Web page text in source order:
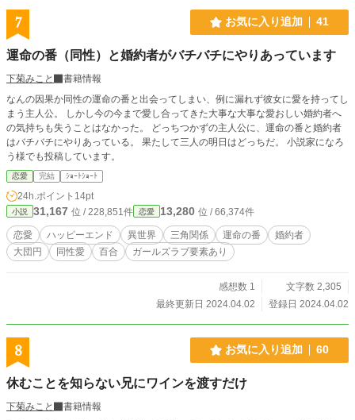
7 お気に入り追加 41
運命の番（同性）と婚約者がバチバチにやりあっています
下菊みこと
書籍情報
なんの因果か同性の運命の番と出会ってしまい、例に漏れず彼女に愛を持ってし
まう主人公。 しかし今の今まで愛し合ってきた大事な大事な愛おしい婚約者へ
の気持ちも失うことはなかった。 どっちつかずの主人公に、運命の番と婚約者
はバチバチにやりあっている。 果たして三人の明日はどっちだ。 小説家になろ
う様でも投稿しています。
恋愛 完結 ｼｮｰﾄｼｮｰﾄ
24h.ポイント 14pt
小説 31,167 位 / 228,851件 恋愛 13,280 位 / 66,374件
恋愛 ハッピーエンド 異世界 三角関係 運命の番
婚約者
大団円
同性愛 百合 ガールズラブ要素あり
感想数 1
文字数 2,305
最終更新日 2024.04.02
登録日 2024.04.02
8 お気に入り追加 60
休むことを知らない兄にワインを渡すだけ
下菊みこと
書籍情報